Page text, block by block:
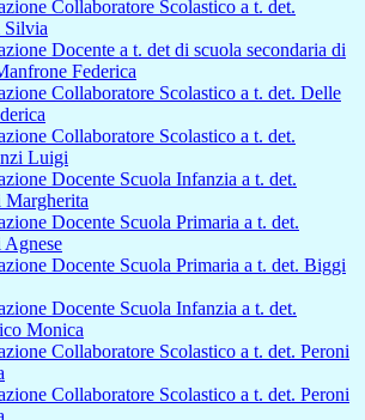
Collaboratore Scolastico a t. det.
Silvia
Docente a t. det di scuola secondaria di
Federica
Collaboratore Scolastico a t. det. Delle
Collaboratore Scolastico a t. det.
Luigi
Docente Scuola Infanzia a t. det.
Margherita
Docente Scuola Primaria a t. det.
Docente Scuola Primaria a t. det. Biggi
Docente Scuola Infanzia a t. det.
Monica
Collaboratore Scolastico a t. det. Peroni
Collaboratore Scolastico a t. det. Peroni